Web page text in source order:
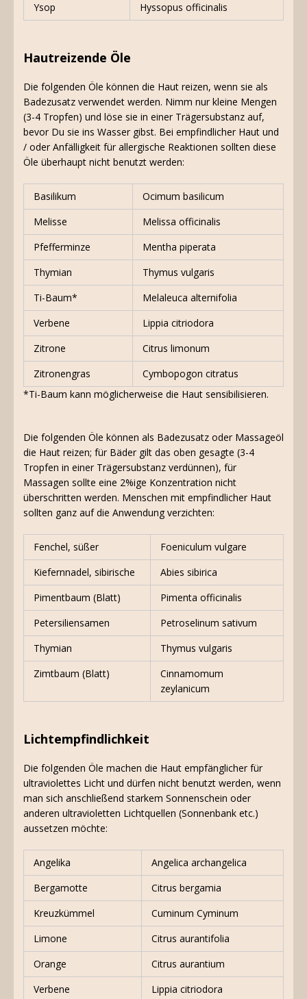
Ysop
Hyssopus officinalis
Hautreizende Öle
Die folgenden Öle können die Haut reizen, wenn sie als
Badezusatz verwendet werden. Nimm nur kleine Mengen
(3-4 Tropfen) und löse sie in einer Trägersubstanz auf,
bevor Du sie ins Wasser gibst. Bei empfindlicher Haut und
/ oder Anfälligkeit für allergische Reaktionen sollten diese
Öle überhaupt nicht benutzt werden:
Basilikum
Ocimum basilicum
Melisse
Melissa officinalis
Pfefferminze
Mentha piperata
Thymian
Thymus vulgaris
Ti-Baum*
Melaleuca alternifolia
Verbene
Lippia citriodora
Zitrone
Citrus limonum
Zitronengras
Cymbopogon citratus
*Ti-Baum kann möglicherweise die Haut sensibilisieren.
Die folgenden Öle können als Badezusatz oder Massageöl
die Haut reizen; für Bäder gilt das oben gesagte (3-4
Tropfen in einer Trägersubstanz verdünnen), für
Massagen sollte eine 2%ige Konzentration nicht
überschritten werden. Menschen mit empfindlicher Haut
sollten ganz auf die Anwendung verzichten:
Fenchel, süßer
Foeniculum vulgare
Kiefernnadel, sibirische
Abies sibirica
Pimentbaum (Blatt)
Pimenta officinalis
Petersiliensamen
Petroselinum sativum
Thymian
Thymus vulgaris
Zimtbaum (Blatt)
Cinnamomum
zeylanicum
Lichtempfindlichkeit
Die folgenden Öle machen die Haut empfänglicher für
ultraviolettes Licht und dürfen nicht benutzt werden, wenn
man sich anschließend starkem Sonnenschein oder
anderen ultravioletten Lichtquellen (Sonnenbank etc.)
aussetzen möchte:
Angelika
Angelica archangelica
Bergamotte
Citrus bergamia
Kreuzkümmel
Cuminum Cyminum
Limone
Citrus aurantifolia
Orange
Citrus aurantium
Verbene
Lippia citriodora